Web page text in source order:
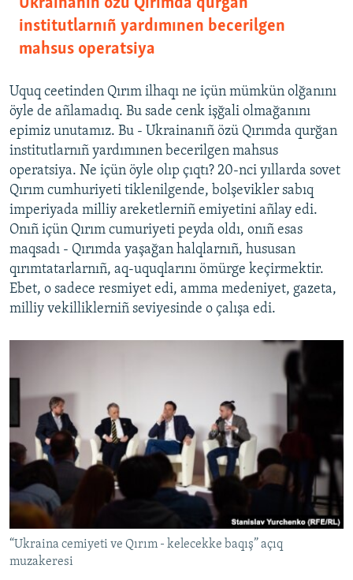
institutlarnıñ yardımınen becerilgen
mahsus operatsiya
Uquq ceetinden Qırım ilhaqı ne içün mümkün olğanını
öyle de añlamadıq. Bu sade cenk işğali olmağanını
epimiz unutamız. Bu - Ukrainanıñ özü Qırımda qurğan
institutlarnıñ yardımınen becerilgen mahsus
operatsiya. Ne içün öyle olıp çıqtı? 20-nci yıllarda sovet
Qırım cumhuriyeti tiklenilgende, bolşevikler sabıq
imperiyada milliy areketlerniñ emiyetini añlay edi.
Onıñ içün Qırım cumuriyeti peyda oldı, onıñ esas
maqsadı - Qırımda yaşağan halqlarnıñ, hususan
qırımtatarlarnıñ, aq-uquqlarını ömürge keçirmektir.
Ebet, o sadece resmiyet edi, amma medeniyet, gazeta,
milliy vekilliklerniñ seviyesinde o çalışa edi.
“Ukraina cemiyeti ve Qırım - kelecekke baqış” açıq
muzakeresi